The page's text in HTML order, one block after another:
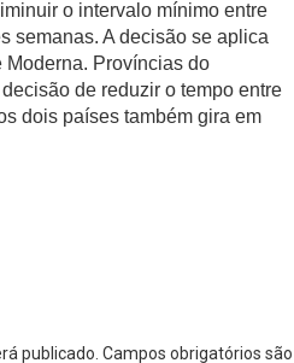
o intervalo mínimo entre
semanas. A decisão se aplica
Províncias do
de reduzir o tempo entre
dois países também gira em
publicado. Campos obrigatórios são